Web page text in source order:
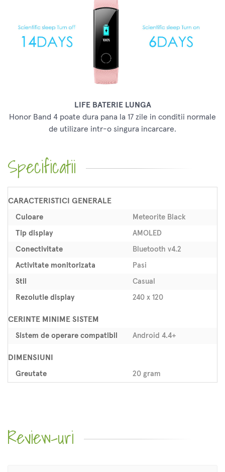
LIFE BATERIE LUNGA
Honor Band 4 poate dura pana la 17 zile in conditii normale
de utilizare intr-o singura incarcare.
Specificatii
CARACTERISTICI GENERALE
Culoare Meteorite Black
Tip display AMOLED
Conectivitate Bluetooth v4.2
Activitate monitorizata Pasi
Stil Casual
Rezolutie display 240 x 120
CERINTE MINIME SISTEM
Sistem de operare compatibil Android 4.4+
DIMENSIUNI
Greutate 20 gram
Review-uri